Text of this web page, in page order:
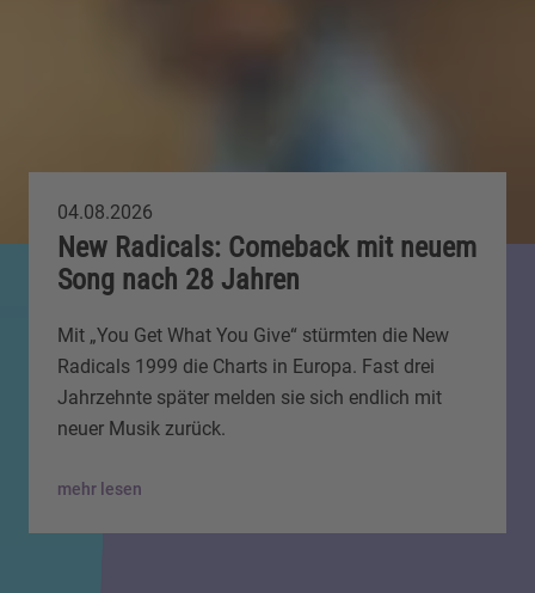
04.08.2026
New Radicals: Comeback mit neuem
Song nach 28 Jahren
Mit „You Get What You Give“ stürmten die New
Radicals 1999 die Charts in Europa. Fast drei
Jahrzehnte später melden sie sich endlich mit
neuer Musik zurück.
mehr lesen